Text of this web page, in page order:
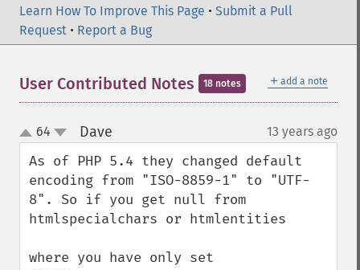
Learn How To Improve This Page • Submit a Pull
Request • Report a Bug
＋ add a note
User Contributed Notes 18 notes
up
down
64 Dave 13 years ago
As of PHP 5.4 they changed default
encoding from "ISO-8859-1" to "UTF-
8". So if you get null from
htmlspecialchars or htmlentities